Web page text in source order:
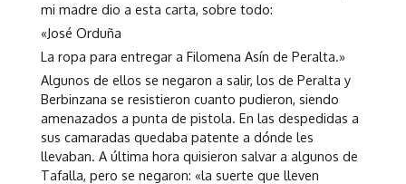
mi madre dio a esta carta, sobre todo:
«José Orduña
La ropa para entregar a Filomena Asín de Peralta.»
Algunos de ellos se negaron a salir, los de Peralta y
Berbinzana se resistieron cuanto pudieron, siendo
amenazados a punta de pistola. En las despedidas a
sus camaradas quedaba patente a dónde les
llevaban. A última hora quisieron salvar a algunos de
Tafalla, pero se negaron: «la suerte que lleven